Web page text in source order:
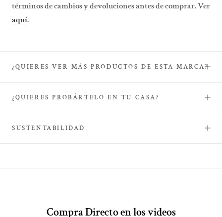
términos de cambios y devoluciones antes de comprar. Ver
aquí.
¿QUIERES VER MÁS PRODUCTOS DE ESTA MARCA?
¿QUIERES PROBÁRTELO EN TU CASA?
SUSTENTABILIDAD